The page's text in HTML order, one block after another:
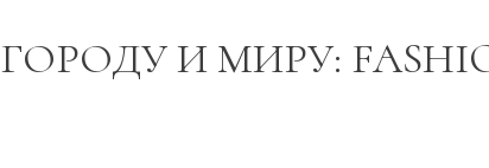
ГОРОДУ И МИРУ: